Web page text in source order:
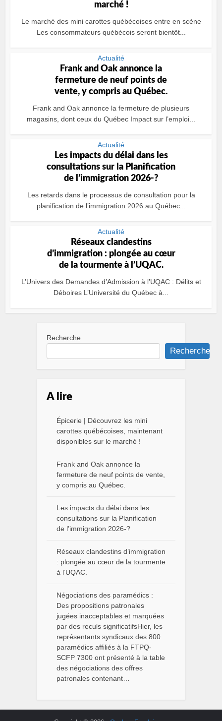
marché !
Le marché des mini carottes québécoises entre en scène
Les consommateurs québécois seront bientôt...
Actualité
Frank and Oak annonce la
fermeture de neuf points de
vente, y compris au Québec.
Frank and Oak annonce la fermeture de plusieurs
magasins, dont ceux du Québec Impact sur l’emploi...
Actualité
Les impacts du délai dans les
consultations sur la Planification
de l’immigration 2026-?
Les retards dans le processus de consultation pour la
planification de l’immigration 2026 au Québec...
Actualité
Réseaux clandestins
d’immigration : plongée au cœur
de la tourmente à l’UQAC.
L’Univers des Demandes d’Admission à l’UQAC : Délits et
Déboires L’Université du Québec à...
Recherche
Recherche
A lire
Épicerie | Découvrez les mini
carottes québécoises, maintenant
disponibles sur le marché !
Frank and Oak annonce la
fermeture de neuf points de vente,
y compris au Québec.
Les impacts du délai dans les
consultations sur la Planification
de l’immigration 2026-?
Réseaux clandestins d’immigration
: plongée au cœur de la tourmente
à l’UQAC.
Négociations des paramédics :
Des propositions patronales
jugées inacceptables et marquées
par des reculs significatifsHier, les
représentants syndicaux des 800
paramédics affiliés à la FTPQ-
SCFP 7300 ont présenté à la table
des négociations des offres
patronales contenant…